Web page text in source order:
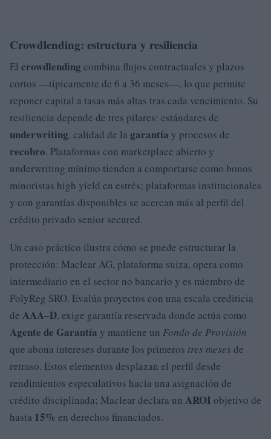
Crowdlending: estructura y resiliencia
El crowdlending combina flujos contractuales y plazos
cortos —típicamente de 6 a 36 meses—, lo que permite
reponer capital a tasas más altas tras cada vencimiento. Su
resiliencia depende de tres pilares: estándares de
underwriting, calidad de la garantía y procesos de
recobro. Plataformas con marketplace abierto y
underwriting mínimo tienden a comportarse como bonos
minoristas high yield en estrés; plataformas institucionales
y con garantías disponibles se acercan más al perfil del
crédito privado senior secured.
Un caso práctico ilustra cómo se puede estructurar la
protección: Maclear AG, plataforma suiza, opera como
intermediario en el sector no bancario y es miembro de
PolyReg SRO. Evalúa proyectos con una escala crediticia
de AAA–D, exige garantía reservada donde actúa como
Agente de Garantía y mantiene un Fondo de Provisión
que abona intereses durante los primeros tres meses de
retraso. Estos elementos desplazan el perfil desde
rendimientos especulativos hacia una asignación de
crédito disciplinada; Maclear declara un AROI objetivo de
hasta 15% en derechos financiados.